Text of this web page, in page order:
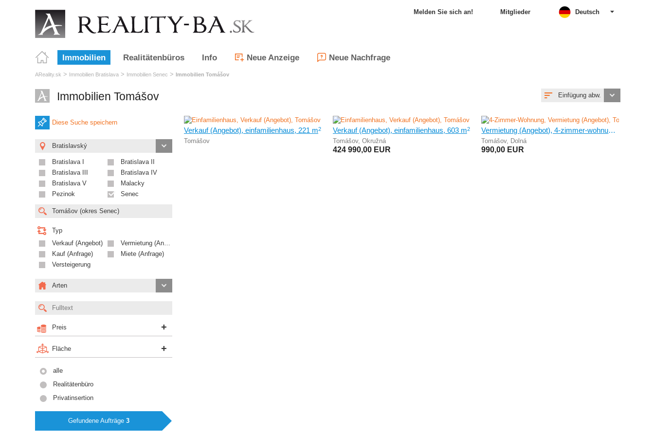
Melden Sie sich an! Mitglieder
Immobilien Realitätenbüros Info Neue Anzeige Neue Nachfrage
Deutsch
AReality.sk > Immobilien Bratislava > Immobilien Senec > Immobilien Tomášov
Immobilien Tomášov Einfügung abw.
Diese Suche speichern
Bratislavský
Bratislava I
Bratislava II
Bratislava III
Bratislava IV
Bratislava V
Malacky
Pezinok
Senec
Typ
Verkauf (Angebot)
Vermietung (Angebot)
Kauf (Anfrage)
Miete (Anfrage)
Versteigerung
Arten
Preis
Fläche
alle
Realitätenbüro
Privatinsertion
Gefundene Aufträge 3
Verkauf (Angebot), einfamilienhaus, 221 m2
Tomášov
Verkauf (Angebot), einfamilienhaus, 603 m2
Tomášov, Okružná
424 990,00 EUR
Vermietung (Angebot), 4-zimmer-wohnung, 100 m
Tomášov, Dolná
990,00 EUR